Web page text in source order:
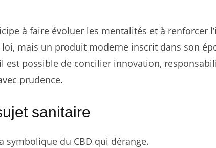
à faire évoluer les mentalités et à renforcer
mais un produit moderne inscrit dans son
est possible de concilier innovation,
prudence.
sanitaire
symbolique du CBD qui dérange.